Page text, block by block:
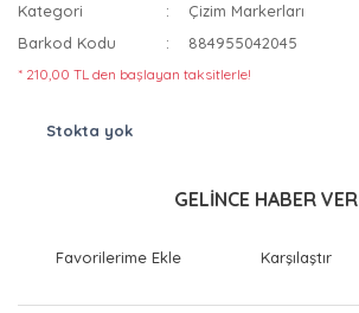
Kategori
Çizim Markerları
Barkod Kodu
884955042045
* 210,00 TL den başlayan taksitlerle!
Stokta yok
GELİNCE HABER VER
Karşılaştır